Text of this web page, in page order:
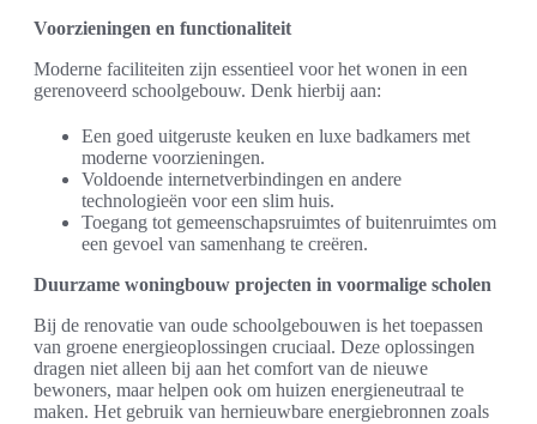
Voorzieningen en functionaliteit
Moderne faciliteiten zijn essentieel voor het wonen in een
gerenoveerd schoolgebouw. Denk hierbij aan:
Een goed uitgeruste keuken en luxe badkamers met
moderne voorzieningen.
Voldoende internetverbindingen en andere
technologieën voor een slim huis.
Toegang tot gemeenschapsruimtes of buitenruimtes om
een gevoel van samenhang te creëren.
Duurzame woningbouw projecten in voormalige scholen
Bij de renovatie van oude schoolgebouwen is het toepassen
van groene energieoplossingen cruciaal. Deze oplossingen
dragen niet alleen bij aan het comfort van de nieuwe
bewoners, maar helpen ook om huizen energieneutraal te
maken. Het gebruik van hernieuwbare energiebronnen zoals